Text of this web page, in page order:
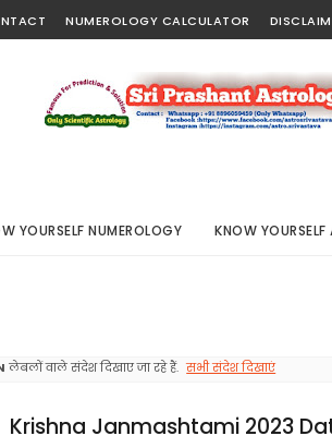
NUMEROLOGY CALCULATOR
YOURSELF NUMEROLOGY KNOW
लेबलों वाले संदेश दिखाए जा रहे हैं. सभी संदेश दिखाएं
Krishna Janmashtami 2023